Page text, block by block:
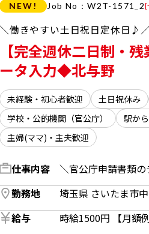
NEW! Job No：W2T-1571_2[
【完全週休二日制・
ータ入力◆北与野
未経験・初心者歓迎 土日祝休み
学校・公的機関（官公庁）
駅か
主婦(ママ)・主夫歓迎
仕事内容
勤務地
給与